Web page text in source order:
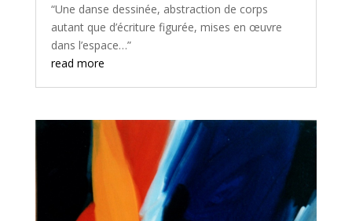
“Une danse dessinée, abstraction de corps
autant que d’écriture figurée, mises en œuvre
dans l’espace…”
read more